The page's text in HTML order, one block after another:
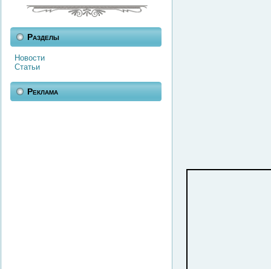
Разделы
Новости
Статьи
Реклама